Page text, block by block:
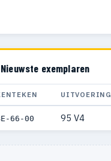
Nieuwste exemplaren
UITVOERING
66-00 95 V4